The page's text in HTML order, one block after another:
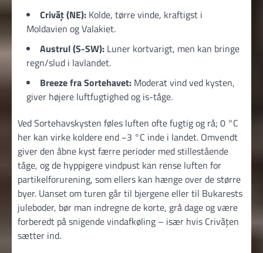
Crivăț (NE): Kolde, tørre vinde, kraftigst i
Moldavien og Valakiet.
Austrul (S-SW): Luner kortvarigt, men kan bringe
regn/slud i lavlandet.
Breeze fra Sortehavet: Moderat vind ved kysten,
giver højere luftfugtighed og is-tåge.
Ved Sortehavskysten føles luften ofte fugtig og rå; 0 °C
her kan virke koldere end −3 °C inde i landet. Omvendt
giver den åbne kyst færre perioder med stillestående
tåge, og de hyppigere vindpust kan rense luften for
partikelforurening, som ellers kan hænge over de større
byer. Uanset om turen går til bjergene eller til Bukarests
juleboder, bør man indregne de korte, grå dage og være
forberedt på snigende vindafkøling – især hvis Crivățen
sætter ind.